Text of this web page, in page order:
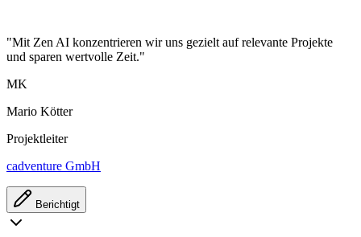
"Mit Zen AI konzentrieren wir uns gezielt auf relevante Projekte
und sparen wertvolle Zeit."
MK
Mario Kötter
Projektleiter
cadventure GmbH
Berichtigt